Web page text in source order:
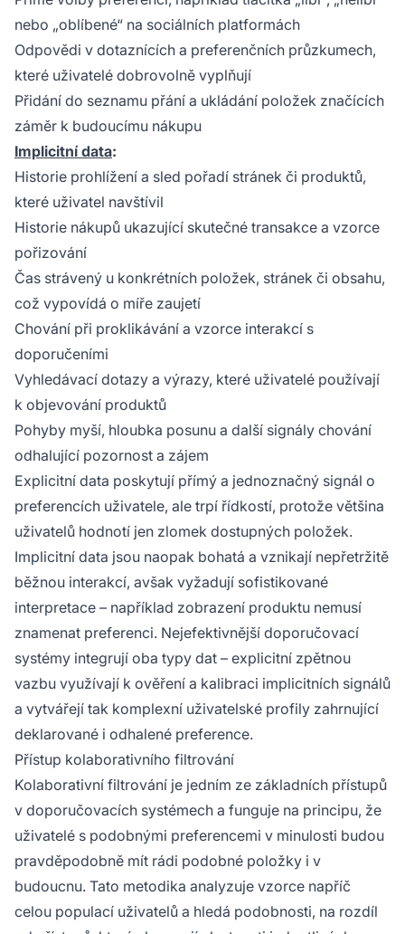
nebo „oblíbené“ na sociálních platformách
Odpovědi v dotaznících a preferenčních průzkumech,
které uživatelé dobrovolně vyplňují
Přidání do seznamu přání a ukládání položek značících
záměr k budoucímu nákupu
Implicitní data:
Historie prohlížení a sled pořadí stránek či produktů,
které uživatel navštívil
Historie nákupů ukazující skutečné transakce a vzorce
pořizování
Čas strávený u konkrétních položek, stránek či obsahu,
což vypovídá o míře zaujetí
Chování při proklikávání a vzorce interakcí s
doporučeními
Vyhledávací dotazy a výrazy, které uživatelé používají
k objevování produktů
Pohyby myší, hloubka posunu a další signály chování
odhalující pozornost a zájem
Explicitní data poskytují přímý a jednoznačný signál o
preferencích uživatele, ale trpí řídkostí, protože většina
uživatelů hodnotí jen zlomek dostupných položek.
Implicitní data jsou naopak bohatá a vznikají nepřetržitě
běžnou interakcí, avšak vyžadují sofistikované
interpretace – například zobrazení produktu nemusí
znamenat preferenci. Nejefektivnější doporučovací
systémy integrují oba typy dat – explicitní zpětnou
vazbu využívají k ověření a kalibraci implicitních signálů
a vytvářejí tak komplexní uživatelské profily zahrnující
deklarované i odhalené preference.
Přístup kolaborativního filtrování
Kolaborativní filtrování je jedním ze základních přístupů
v doporučovacích systémech a funguje na principu, že
uživatelé s podobnými preferencemi v minulosti budou
pravděpodobně mít rádi podobné položky i v
budoucnu. Tato metodika analyzuje vzorce napříč
celou populací uživatelů a hledá podobnosti, na rozdíl